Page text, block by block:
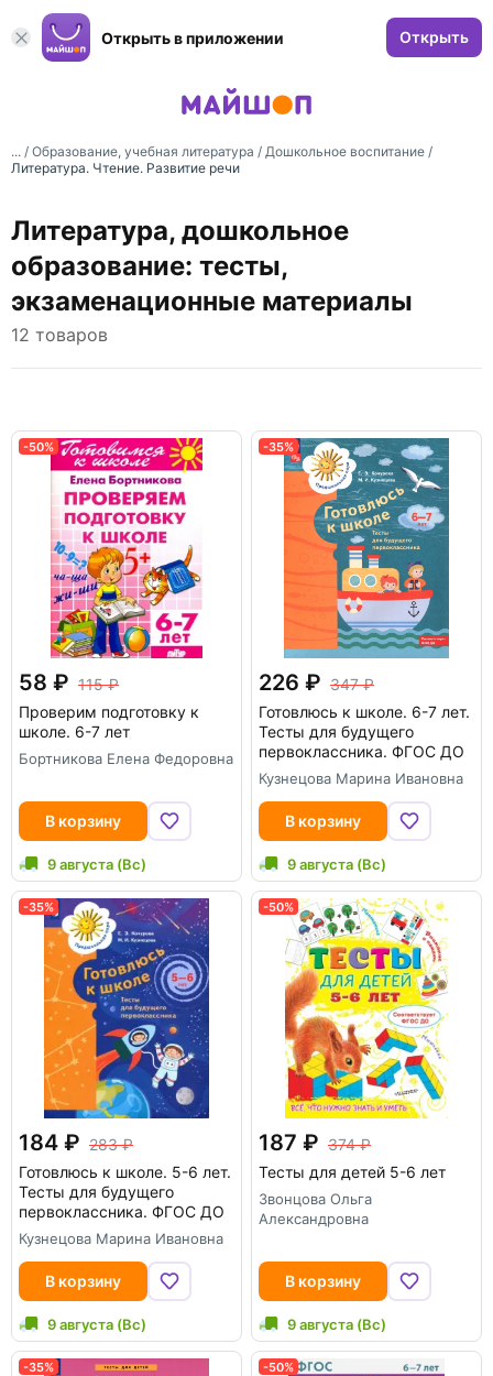
Открыть в приложении Открыть
... / Образование, учебная литература / Дошкольное воспитание /
Литература. Чтение. Развитие речи
Литература, дошкольное
образование: тесты,
экзаменационные материалы
12 товаров
-50%
58
115
Проверим подготовку к
школе. 6-7 лет
Бортникова Елена Федоровна
В корзину
9 августа (Вс)
-35%
226
347
Готовлюсь к школе. 6-7 лет.
Тесты для будущего
первоклассника. ФГОС ДО
Кузнецова Марина Ивановна
В корзину
9 августа (Вс)
-35%
184
283
Готовлюсь к школе. 5-6 лет.
Тесты для будущего
первоклассника. ФГОС ДО
Кузнецова Марина Ивановна
В корзину
9 августа (Вс)
-50%
187
374
Тесты для детей 5-6 лет
Звонцова Ольга
Александровна
В корзину
9 августа (Вс)
-35% -50%